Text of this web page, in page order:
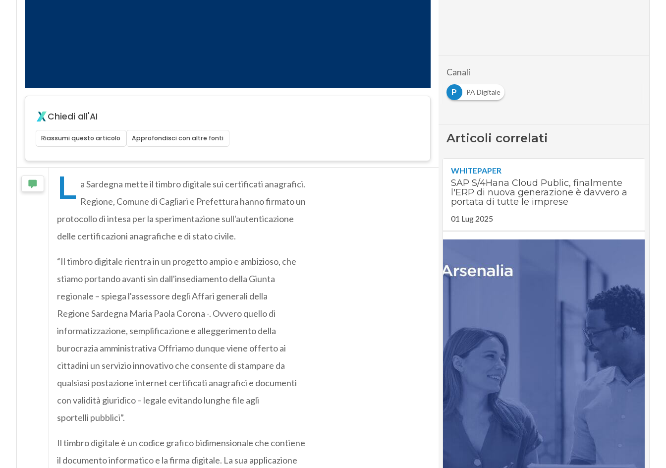
Chiedi all'AI
Riassumi questo articolo Approfondisci con altre fonti
L a Sardegna mette il timbro digitale sui certificati anagrafici.
Regione, Comune di Cagliari e Prefettura hanno firmato un
protocollo di intesa per la sperimentazione sull'autenticazione
delle certificazioni anagrafiche e di stato civile.
“Il timbro digitale rientra in un progetto ampio e ambizioso, che
stiamo portando avanti sin dall'insediamento della Giunta
regionale – spiega l'assessore degli Affari generali della
Regione Sardegna Maria Paola Corona -. Ovvero quello di
informatizzazione, semplificazione e alleggerimento della
burocrazia amministrativa Offriamo dunque viene offerto ai
cittadini un servizio innovativo che consente di stampare da
qualsiasi postazione internet certificati anagrafici e documenti
con validità giuridico – legale evitando lunghe file agli
sportelli pubblici”.
Il timbro digitale è un codice grafico bidimensionale che contiene
il documento informatico e la firma digitale. La sua applicazione
Canali
P
PA Digitale
Articoli correlati
WHITEPAPER
SAP S/4Hana Cloud Public, finalmente
l'ERP di nuova generazione è davvero a
portata di tutte le imprese
01 Lug 2025